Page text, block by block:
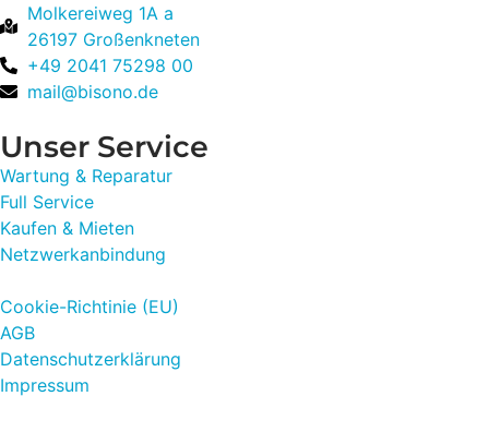
Molkereiweg 1A a
26197 Großenkneten
+49 2041 75298 00
mail@bisono.de
Unser Service
Wartung & Reparatur
Full Service
Kaufen & Mieten
Netzwerkanbindung
Cookie-Richtinie (EU)
AGB
Datenschutzerklärung
Impressum